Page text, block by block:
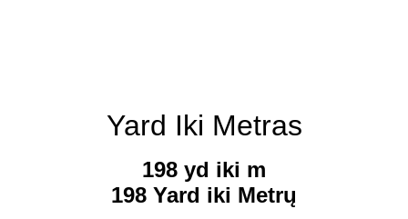
Yard Iki Metras
198 yd iki m
198 Yard iki Metrų